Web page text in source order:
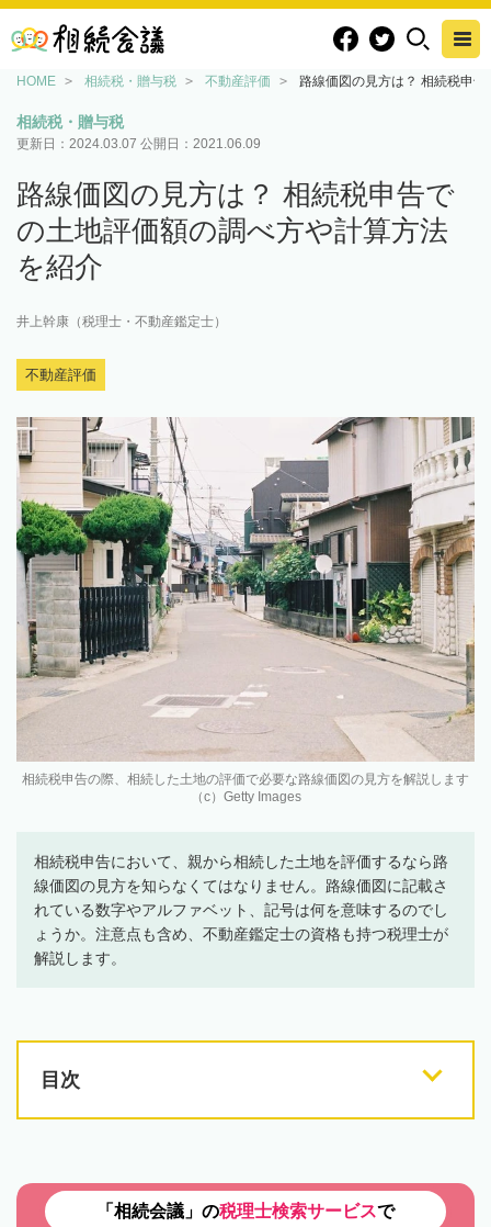
HOME 相続税・贈与税 不動産評価 路線価図の見方は？ 相続税申
相続税・贈与税
更新日： 2024.03.07 公開日： 2021.06.09
路線価図の見方は？ 相続税申告で
の土地評価額の調べ方や計算方法
を紹介
井上幹康（税理士・不動産鑑定士）
不動産評価
相続税申告の際、相続した土地の評価で必要な路線価図の見方を解説します
（c）Getty Images
相続税申告において、親から相続した土地を評価するなら路
線価図の見方を知らなくてはなりません。路線価図に記載さ
れている数字やアルファベット、記号は何を意味するのでし
ょうか。注意点も含め、不動産鑑定士の資格も持つ税理士が
解説します。
目次
「相続会議」の税理士検索サービスで